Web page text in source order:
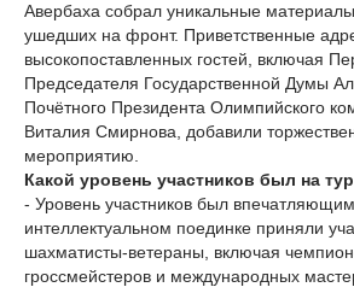
Авербаха собрал уникальные
ушедших на фронт. Приветственные
высокопоставленных гостей, включая
Председателя Государственной Думы
Почётного Президента Олимпийского
Виталия Смирнова, добавили
мероприятию.
Какой уровень участников был на
- Уровень участников был
интеллектуальном поединке приняли
шахматисты-ветераны, включая
гроссмейстеров и международных